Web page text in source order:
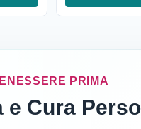
PRIMA
e Cura